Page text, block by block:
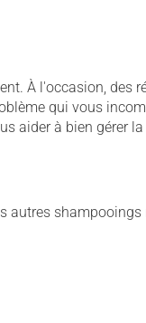
À l'occasion, des
qui vous
aider à bien gérer
autres